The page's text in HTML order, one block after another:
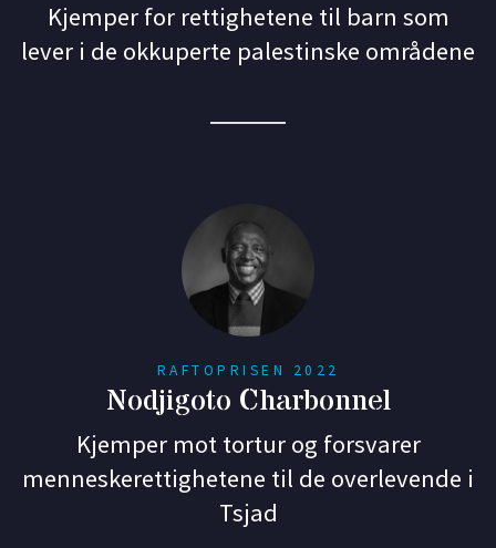
Kjemper for rettighetene til barn som
lever i de okkuperte palestinske områdene
RAFTOPRISEN 2022
Nodjigoto Charbonnel
Kjemper mot tortur og forsvarer
menneskerettighetene til de overlevende i
Tsjad